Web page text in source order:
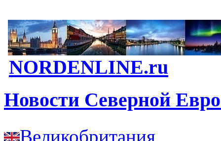
NORDENLINE.ru
Новости Северной
Великобритания